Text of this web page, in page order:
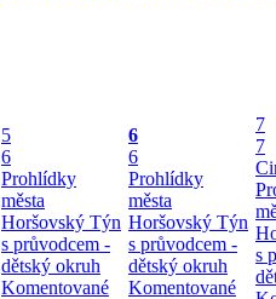
5
6
Prohlídky
města
Horšovský Týn
s průvodcem -
dětský okruh
Komentované
6
6
Prohlídky
města
Horšovský Týn
s průvodcem -
dětský okruh
Komentované
7
7
s